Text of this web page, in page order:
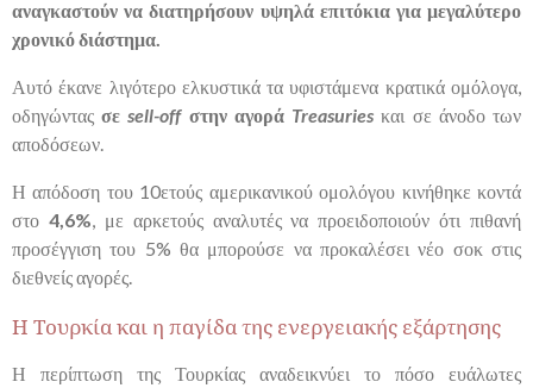
αναγκαστούν να διατηρήσουν υψηλά επιτόκια για μεγαλύτερο
χρονικό διάστημα.
Αυτό έκανε λιγότερο ελκυστικά τα υφιστάμενα κρατικά ομόλογα,
οδηγώνταςσε sell-offστην αγορά Treasuries και σε άνοδο των
αποδόσεων.
Η απόδοση του 10ετούς αμερικανικού ομολόγου κινήθηκε κοντά
στο 4,6% , με αρκετούς αναλυτές να προειδοποιούν ότι πιθανή
προσέγγιση του 5% θα μπορούσε να προκαλέσει νέο σοκ στις
διεθνείς αγορές.
Η Τουρκία και η παγίδα της ενεργειακής εξάρτησης
Η περίπτωση της Τουρκίας αναδεικνύει το πόσο ευάλωτες